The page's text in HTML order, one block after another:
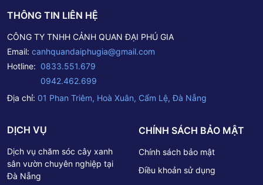
THÔNG TIN LIÊN HỆ
CÔNG TY TNHH CẢNH QUAN ĐẠI PHÚ GIA
Email: canhquandaiphugia@gmail.com
Hotline: 0833.551.679
0942.462.699
Địa chỉ: 01 Phan Triêm, Hoà Xuân, Cẩm Lệ, Đà Nẵng
DỊCH VỤ
Dịch vụ chăm sóc cây xanh
sân vườn chuyên nghiệp tại
Đà Nẵng
CHÍNH SÁCH BẢO MẬT
Chính sách bảo mật
Điều khoản sử dụng